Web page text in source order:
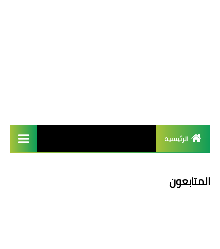
الرئيسية
المتابعون